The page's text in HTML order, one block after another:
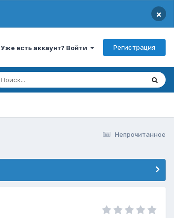
×
Уже есть аккаунт? Войти Регистрация
Непрочитанное